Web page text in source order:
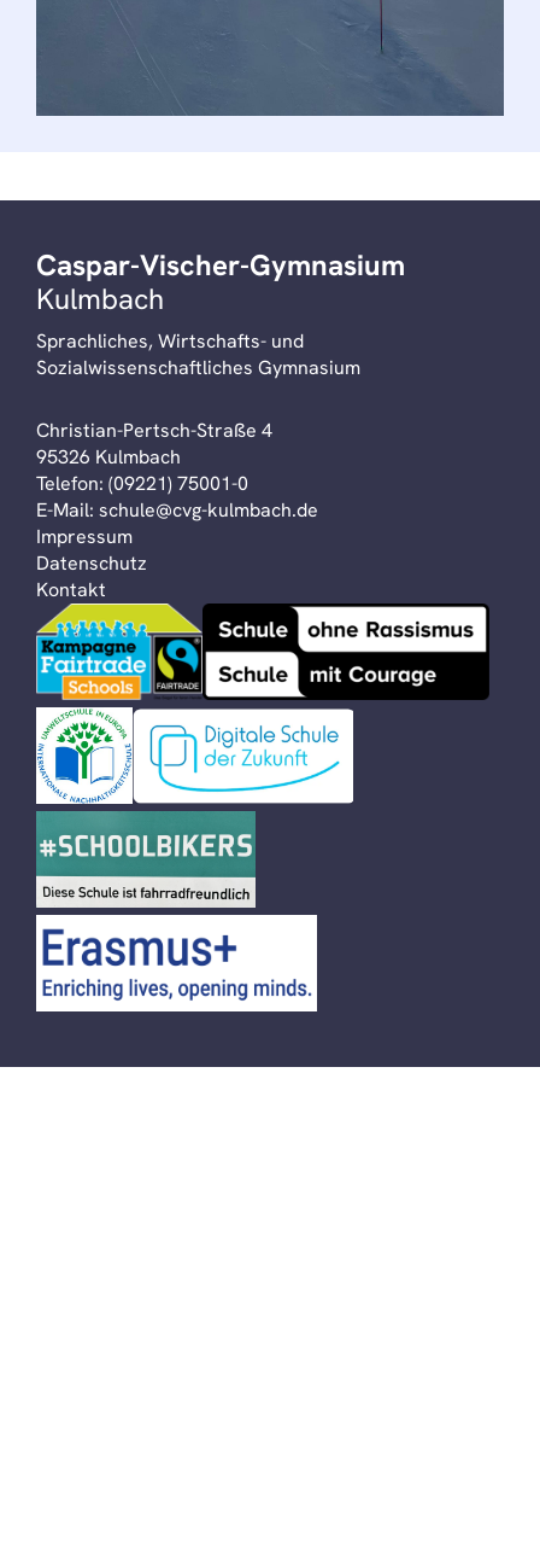
Caspar-Vischer-Gymnasium
Kulmbach
Sprachliches, Wirtschafts- und
Sozialwissenschaftliches Gymnasium
Christian-Pertsch-Straße 4
95326 Kulmbach
Telefon: (09221) 75001-0
E-Mail: schule@cvg-kulmbach.de
Impressum
Datenschutz
Kontakt